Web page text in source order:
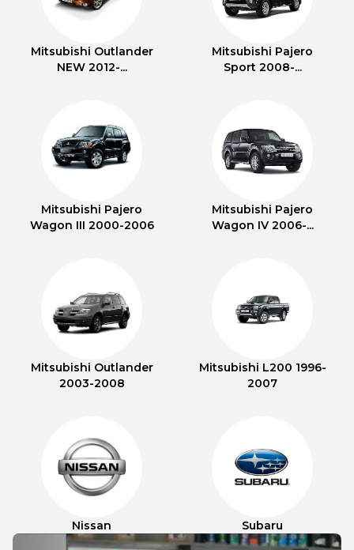
Mitsubishi Outlander
NEW 2012-...
Mitsubishi Pajero
Sport 2008-...
Mitsubishi Pajero
Wagon III 2000-2006
Mitsubishi Pajero
Wagon IV 2006-...
Mitsubishi Outlander
2003-2008
Mitsubishi L200 1996-
2007
Nissan Subaru